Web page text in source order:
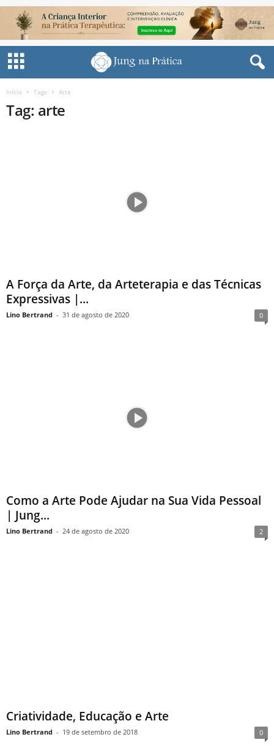
Início Tags Arte
Tag: arte
A Força da Arte, da Arteterapia e das Técnicas
Expressivas |...
Lino Bertrand - 31 de agosto de 2020 0
Como a Arte Pode Ajudar na Sua Vida Pessoal
| Jung...
Lino Bertrand - 24 de agosto de 2020 2
Criatividade, Educação e Arte
Lino Bertrand - 19 de setembro de 2018 0